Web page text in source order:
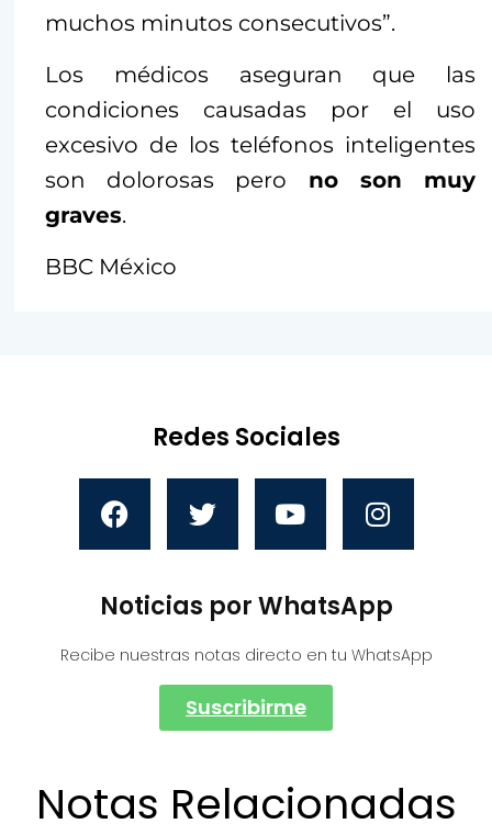
muchos minutos consecutivos”.
Los médicos aseguran que las
condiciones causadas por el uso
excesivo de los teléfonos inteligentes
son dolorosas pero no son muy
graves.
BBC México
Redes Sociales
Noticias por WhatsApp
Recibe nuestras notas directo en tu WhatsApp
Suscribirme
Notas Relacionadas